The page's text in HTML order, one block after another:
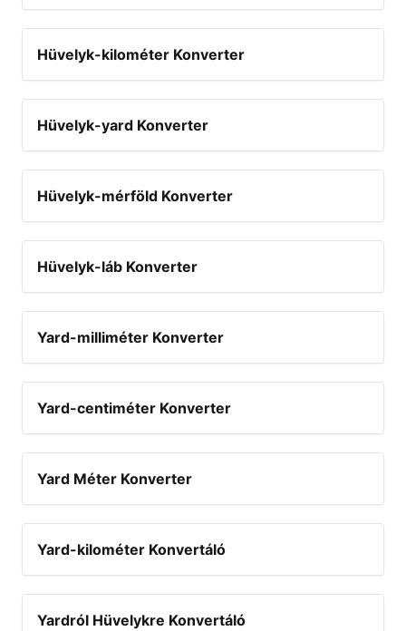
Hüvelyk-kilométer Konverter
Hüvelyk-yard Konverter
Hüvelyk-mérföld Konverter
Hüvelyk-láb Konverter
Yard-milliméter Konverter
Yard-centiméter Konverter
Yard Méter Konverter
Yard-kilométer Konvertáló
Yardról Hüvelykre Konvertáló